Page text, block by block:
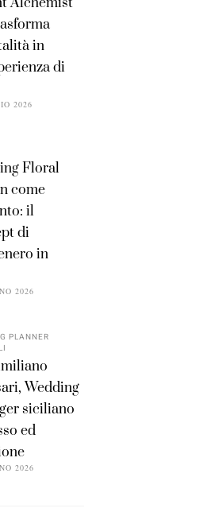
in
di
2026
Floral
come
il
di
in
2026
PLANNER
Wedding
siciliano
ed
2026